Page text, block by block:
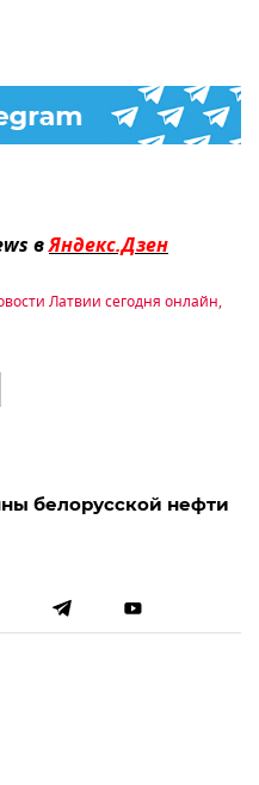
вЯндекс.Дзен
Латвии сегодня онлайн,
белорусской нефти